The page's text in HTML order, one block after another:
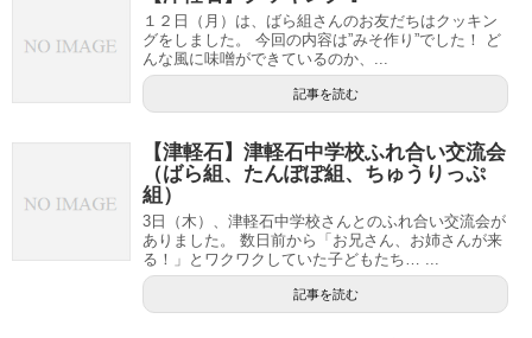
１２日（月）は、ばら組さんのお友だちはクッキン
グをしました。 今回の内容は”みそ作り”でした！ ど
んな風に味噌ができているのか、...
記事を読む
【津軽石】津軽石中学校ふれ合い交流会
（ばら組、たんぽぽ組、ちゅうりっぷ
組）
3日（木）、津軽石中学校さんとのふれ合い交流会が
ありました。 数日前から「お兄さん、お姉さんが来
る！」とワクワクしていた子どもたち… ...
記事を読む